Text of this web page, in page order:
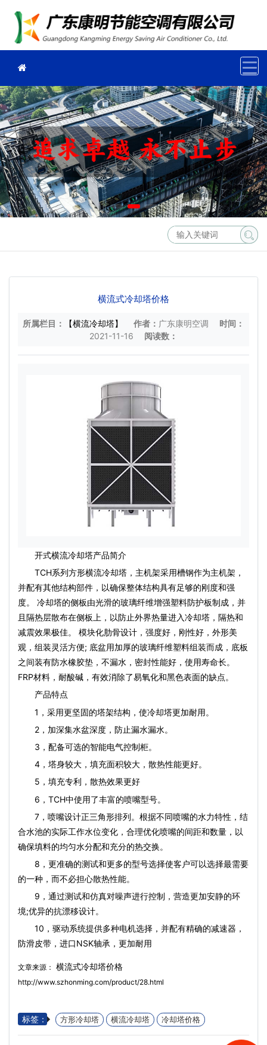
横流式冷却塔价格
所属栏目： 【横流冷却塔】 作者： 广东康明空调
时间：
2021-11-16
阅读数：
开式横流冷却塔产品简介
TCH系列方形横流冷却塔，主机架采用槽钢作为主机架，
并配有其他结构部件，以确保整体结构具有足够的刚度和强
度。 冷却塔的侧板由光滑的玻璃纤维增强塑料防护板制成，并
且隔热层散布在侧板上，以防止外界热量进入冷却塔，隔热和
减震效果极佳。 模块化肋骨设计，强度好，刚性好，外形美
观，组装灵活方便; 底盆用加厚的玻璃纤维塑料组装而成，底板
之间装有防水橡胶垫，不漏水，密封性能好，使用寿命长。
FRP材料，耐酸碱，有效消除了易氧化和黑色表面的缺点。
产品特点
1，采用更坚固的塔架结构，使冷却塔更加耐用。
2，加深集水盆深度，防止漏水漏水。
3，配备可选的智能电气控制柜。
4，塔身较大，填充面积较大，散热性能更好。
5，填充专利，散热效果更好
6，TCH中使用了丰富的喷嘴型号。
7，喷嘴设计正三角形排列。根据不同喷嘴的水力特性，结
合水池的实际工作水位变化，合理优化喷嘴的间距和数量，以
确保填料的均匀水分配和充分的热交换。
8，更准确的测试和更多的型号选择使客户可以选择最需要
的一种，而不必担心散热性能。
9，通过测试和仿真对噪声进行控制，营造更加安静的环
境;优异的抗漂移设计。
10，驱动系统提供多种电机选择，并配有精确的减速器，
防滑皮带，进口NSK轴承，更加耐用
文章来源： 横流式冷却塔价格
http://www.szhonming.com/product/28.html
标签： 方形冷却塔 横流冷却塔 冷却塔价格